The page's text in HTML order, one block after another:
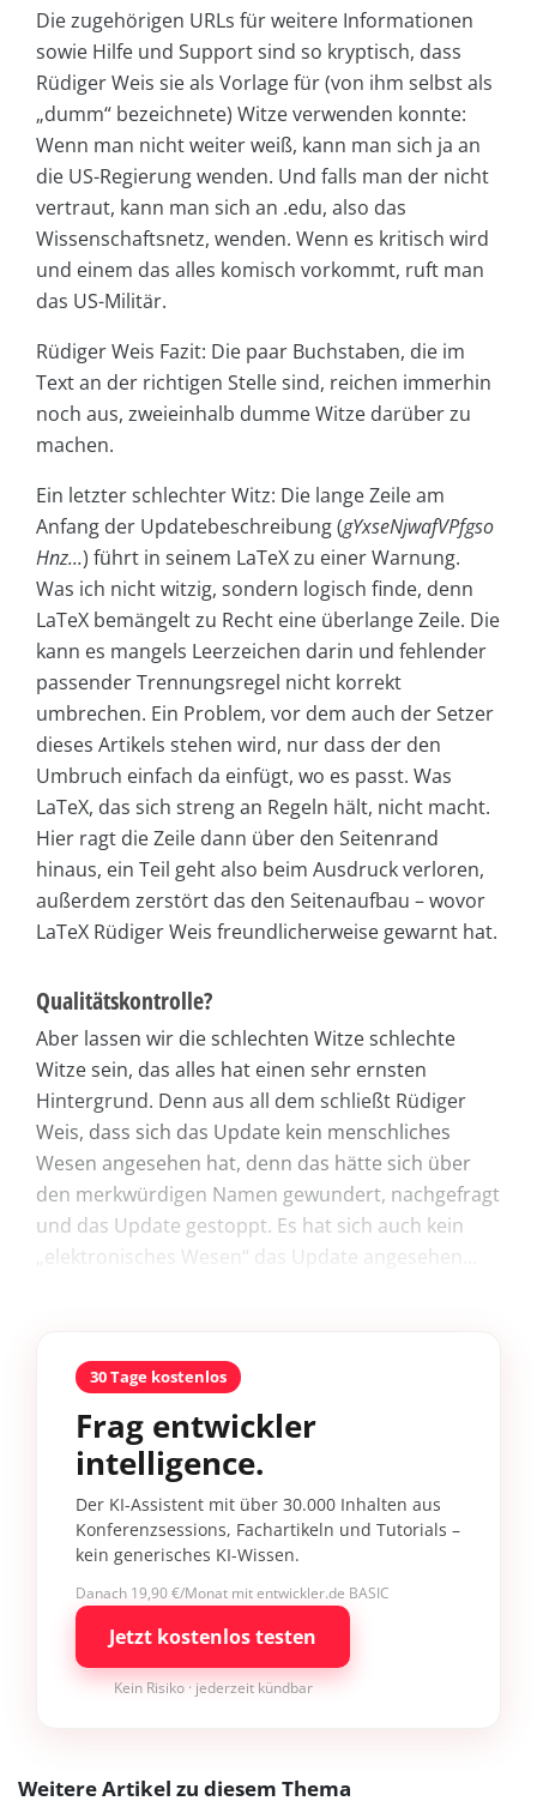
Die zugehörigen URLs für weitere Informationen
sowie Hilfe und Support sind so kryptisch, dass
Rüdiger Weis sie als Vorlage für (von ihm selbst als
„dumm“ bezeichnete) Witze verwenden konnte:
Wenn man nicht weiter weiß, kann man sich ja an
die US-Regierung wenden. Und falls man der nicht
vertraut, kann man sich an .edu, also das
Wissenschaftsnetz, wenden. Wenn es kritisch wird
und einem das alles komisch vorkommt, ruft man
das US-Militär.
Rüdiger Weis Fazit: Die paar Buchstaben, die im
Text an der richtigen Stelle sind, reichen immerhin
noch aus, zweieinhalb dumme Witze darüber zu
machen.
Ein letzter schlechter Witz: Die lange Zeile am
Anfang der Updatebeschreibung (gYxseNjwafVPfgso
Hnz...) führt in seinem LaTeX zu einer Warnung.
Was ich nicht witzig, sondern logisch finde, denn
LaTeX bemängelt zu Recht eine überlange Zeile. Die
kann es mangels Leerzeichen darin und fehlender
passender Trennungsregel nicht korrekt
umbrechen. Ein Problem, vor dem auch der Setzer
dieses Artikels stehen wird, nur dass der den
Umbruch einfach da einfügt, wo es passt. Was
LaTeX, das sich streng an Regeln hält, nicht macht.
Hier ragt die Zeile dann über den Seitenrand
hinaus, ein Teil geht also beim Ausdruck verloren,
außerdem zerstört das den Seitenaufbau – wovor
LaTeX Rüdiger Weis freundlicherweise gewarnt hat.
Qualitätskontrolle?
Aber lassen wir die schlechten Witze schlechte
Witze sein, das alles hat einen sehr ernsten
Hintergrund. Denn aus all dem schließt Rüdiger
Weis, dass sich das Update kein menschliches
Wesen angesehen hat, denn das hätte sich über
den merkwürdigen Namen gewundert, nachgefragt
und das Update gestoppt. Es hat sich auch kein
„elektronisches Wesen“ das Update angesehen...
30 Tage kostenlos
Frag entwickler
intelligence.
Der KI-Assistent mit über 30.000 Inhalten aus
Konferenzsessions, Fachartikeln und Tutorials –
kein generisches KI-Wissen.
Danach 19,90 €/Monat mit entwickler.de BASIC
Jetzt kostenlos testen
Kein Risiko · jederzeit kündbar
Weitere Artikel zu diesem Thema